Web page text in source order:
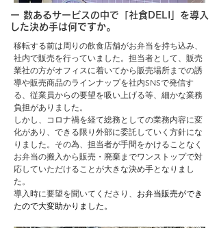
ー 数あるサービスの中で「社食DELI」を導入
した決め手は何ですか。
移転する前は周りの飲食店舗がお弁当を持ち込み、
社内で販売を行っていました。担当者として、販売
業社の方がオフィスに着いてから販売場所までの誘
導や販売商品のラインナップを社内SNSで発信す
る、従業員からの要望を吸い上げる等、細かな業務
負担がありました。
しかし、コロナ禍を経て総務としての業務内容に変
化があり、できる限り外部に委託していく方針にな
りました。その為、担当者が手間をかけることなく
お弁当の搬入から販売・廃棄までワンストップで対
応していただけることが大きな決め手となりまし
た。
導入時に要望を聞いてくださり、 お弁当販売ができ
たので大変助かりました。